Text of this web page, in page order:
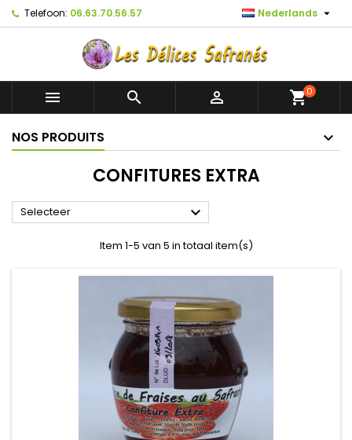
Telefoon: 06.63.70.56.57 Nederlands 
   shopping_cart0
NOS PRODUITS
CONFITURES EXTRA
Selecteer 
Item 1-5 van 5 in totaal item(s)